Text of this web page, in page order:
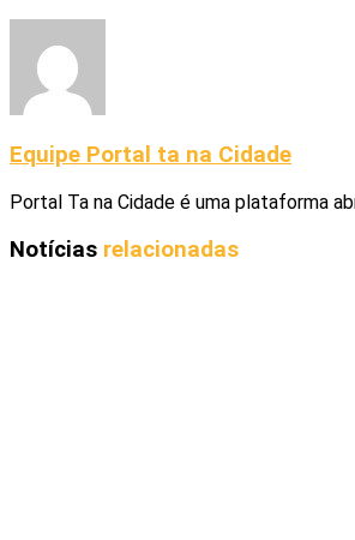
Equipe Portal ta na Cidade
Portal Ta na Cidade é uma plataforma
Notícias relacionadas